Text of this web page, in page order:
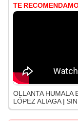
TE
OLLANTA HUMALA
LÓPEZ ALIAGA |